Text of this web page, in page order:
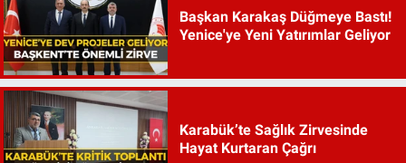
Başkan Karakaş Düğmeye Bastı!
Yenice'ye Yeni Yatırımlar Geliyor
Karabük’te Sağlık Zirvesinde
Hayat Kurtaran Çağrı